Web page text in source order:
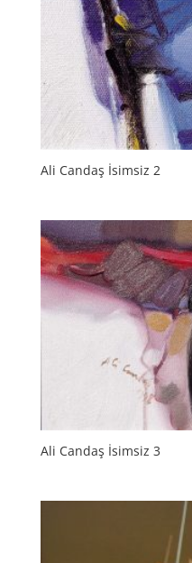
Ali Candaş İsimsiz 2
Ali Candaş İsimsiz 3